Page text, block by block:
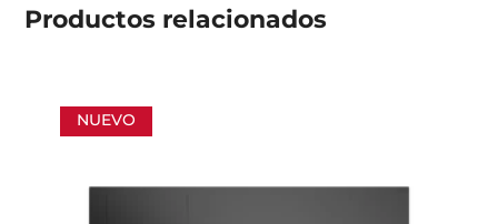
Productos relacionados
NUEVO